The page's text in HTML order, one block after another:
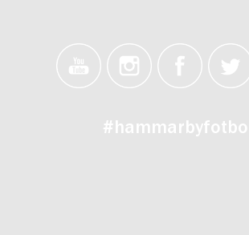
#hammarbyfotboll